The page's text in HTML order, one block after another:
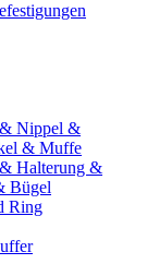
Nippel &
& Muffe
Halterung &
Bügel
Ring